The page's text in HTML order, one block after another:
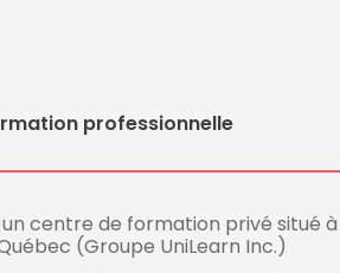
professionnelle
un centre de formation privé situé à
(Groupe UniLearn Inc.)